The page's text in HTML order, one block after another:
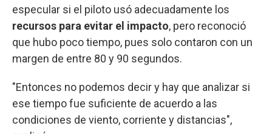
especular si el piloto usó adecuadamente los
recursos para evitar el impacto, pero reconoció
que hubo poco tiempo, pues solo contaron con un
margen de entre 80 y 90 segundos.
"Entonces no podemos decir y hay que analizar si
ese tiempo fue suficiente de acuerdo a las
condiciones de viento, corriente y distancias",